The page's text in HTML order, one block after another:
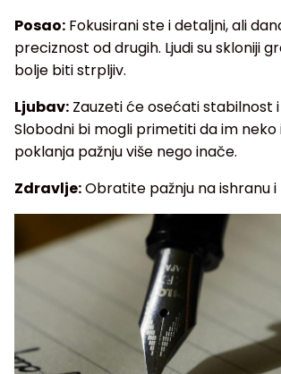
Posao: Fokusirani ste i detaljni, ali
preciznost od drugih. Ljudi su skloniji
bolje biti strpljiv.
Ljubav: Zauzeti će osećati stabilnost
Slobodni bi mogli primetiti da im neko
poklanja pažnju više nego inače.
Zdravlje:Obratite pažnju na ishranu